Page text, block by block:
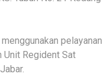
pelayanan
Regident Sat